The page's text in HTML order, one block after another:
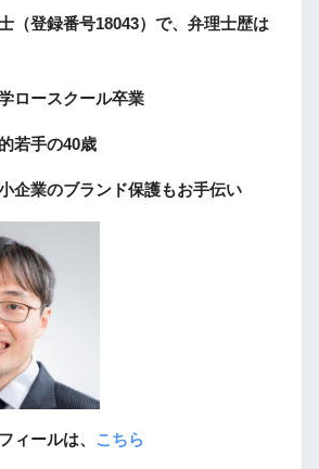
（登録番号18043）で、弁理士歴は
ロースクール卒業
若手の40歳
企業のブランド保護もお手伝い
ィールは、 こちら